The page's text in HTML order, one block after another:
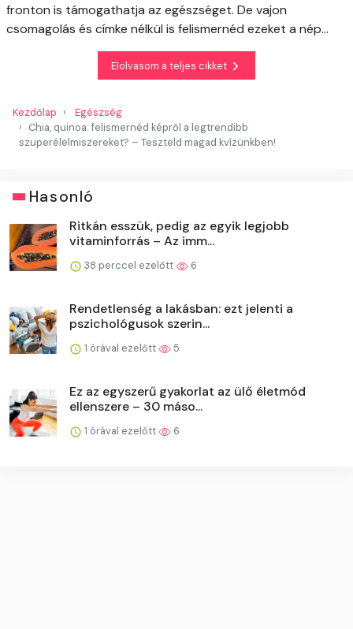
fronton is támogathatja az egészséget. De vajon
csomagolás és címke nélkül is felismernéd ezeket a nép...
Elolvasom a teljes cikket
Kezdőlap
Egészség
Chia, quinoa: felismernéd képről a legtrendibb
szuperélelmiszereket? – Teszteld magad kvízünkben!
Hasonló
Ritkán esszük, pedig az egyik legjobb
vitaminforrás – Az imm...
38 perccel ezelőtt 6
Rendetlenség a lakásban: ezt jelenti a
pszichológusok szerin...
1 órával ezelőtt 5
Ez az egyszerű gyakorlat az ülő életmód
ellenszere – 30 máso...
1 órával ezelőtt 6